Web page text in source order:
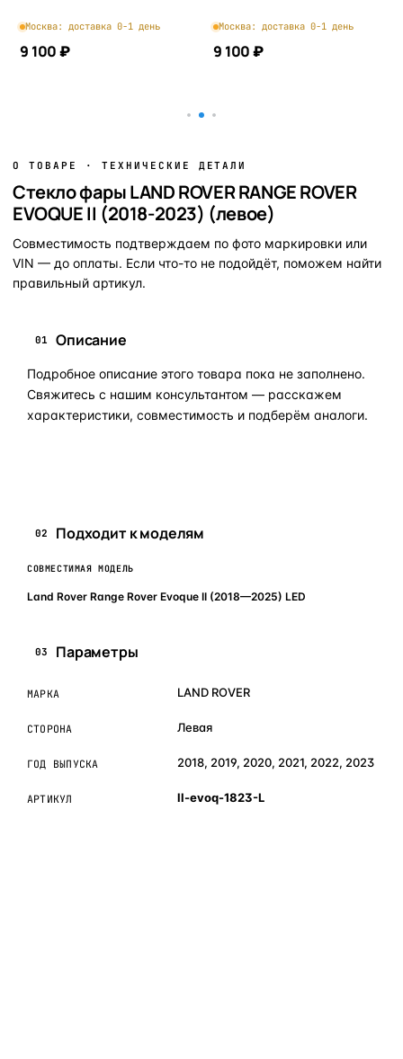
Москва: доставка 0-1 день
9 100 ₽
Москва: доставка 0-1 день
9 100 ₽
О ТОВАРЕ · ТЕХНИЧЕСКИЕ ДЕТАЛИ
Стекло фары LAND ROVER RANGE ROVER
EVOQUE II (2018-2023) (левое)
Совместимость подтверждаем по фото маркировки или
VIN — до оплаты. Если что-то не подойдёт, поможем найти
правильный артикул.
01 Описание
Подробное описание этого товара пока не заполнено.
Свяжитесь с нашим консультантом — расскажем
характеристики, совместимость и подберём аналоги.
02 Подходит к моделям
СОВМЕСТИМАЯ МОДЕЛЬ
Land Rover Range Rover Evoque II (2018—2025) LED
03 Параметры
МАРКА LAND ROVER
СТОРОНА Левая
ГОД ВЫПУСКА 2018, 2019, 2020, 2021, 2022, 2023
АРТИКУЛ ll-evoq-1823-L